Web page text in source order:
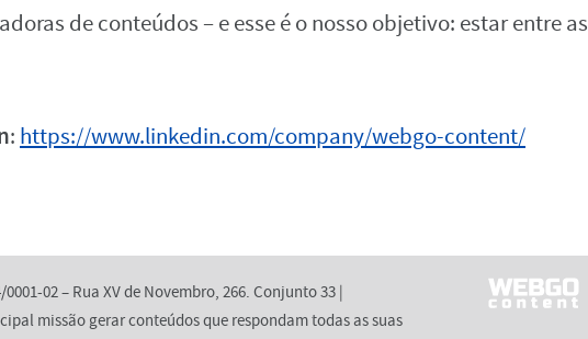
de conteúdos – e esse é o nosso objetivo: estar entre as
: https://www.linkedin.com/company/webgo-content/
02 – Rua XV de Novembro, 266. Conjunto 33 |
missão gerar conteúdos que respondam todas as suas